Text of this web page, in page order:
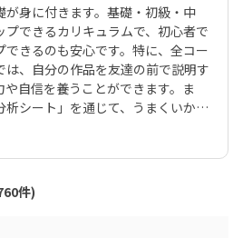
が身に付きます。基礎・初級・中
できるカリキュラムで、初心者で
きるのも安心です。特に、全コー
は、自分の作品を友達の前で説明す
自信を養うことができます。ま
シート」を通じて、うまくいかな
を考える習慣が身に付くのも特徴
もたちの答えを引き出すコーチン
え、解決する力を育みます。全国
、初めてでも安心して参加できる
がら未来につながる力を育てられ
件)